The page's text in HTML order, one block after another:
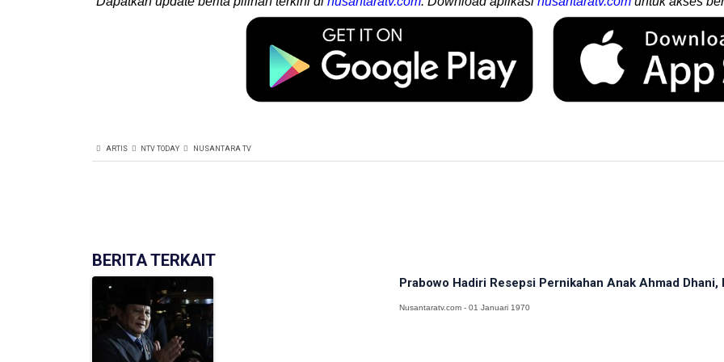
ARTIS NTV TODAY NUSANTARA TV
BERITA TERKAIT
Prabowo Hadiri Resepsi Pernikahan Anak Ahmad Dhani,
Nusantaratv.com - 01 Januari 1970